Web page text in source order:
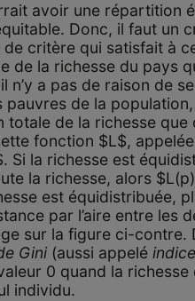
avoir une répartition
Donc, il faut un
critère qui satisfait à
de la richesse du pays
a pas de raison de
de la
de la richesse que
fonction $L$, appelée
Si la richesse est
la richesse, alors
est équidistribuée,
par l’aire entre les
sur la figure ci-contre.
Gini(aussi appelé
0 quand la
individu.